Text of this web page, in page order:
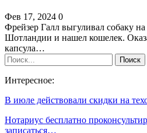
Фев 17, 2024 0
Фрейзер Галл выгуливал собаку
Шотландии и нашел кошелек.
капсула…
Интересное:
В июле действовали скидки на
Нотариус бесплатно
записаться…